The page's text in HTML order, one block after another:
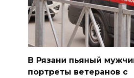
В Рязани пьяный
портреты ветеранов с